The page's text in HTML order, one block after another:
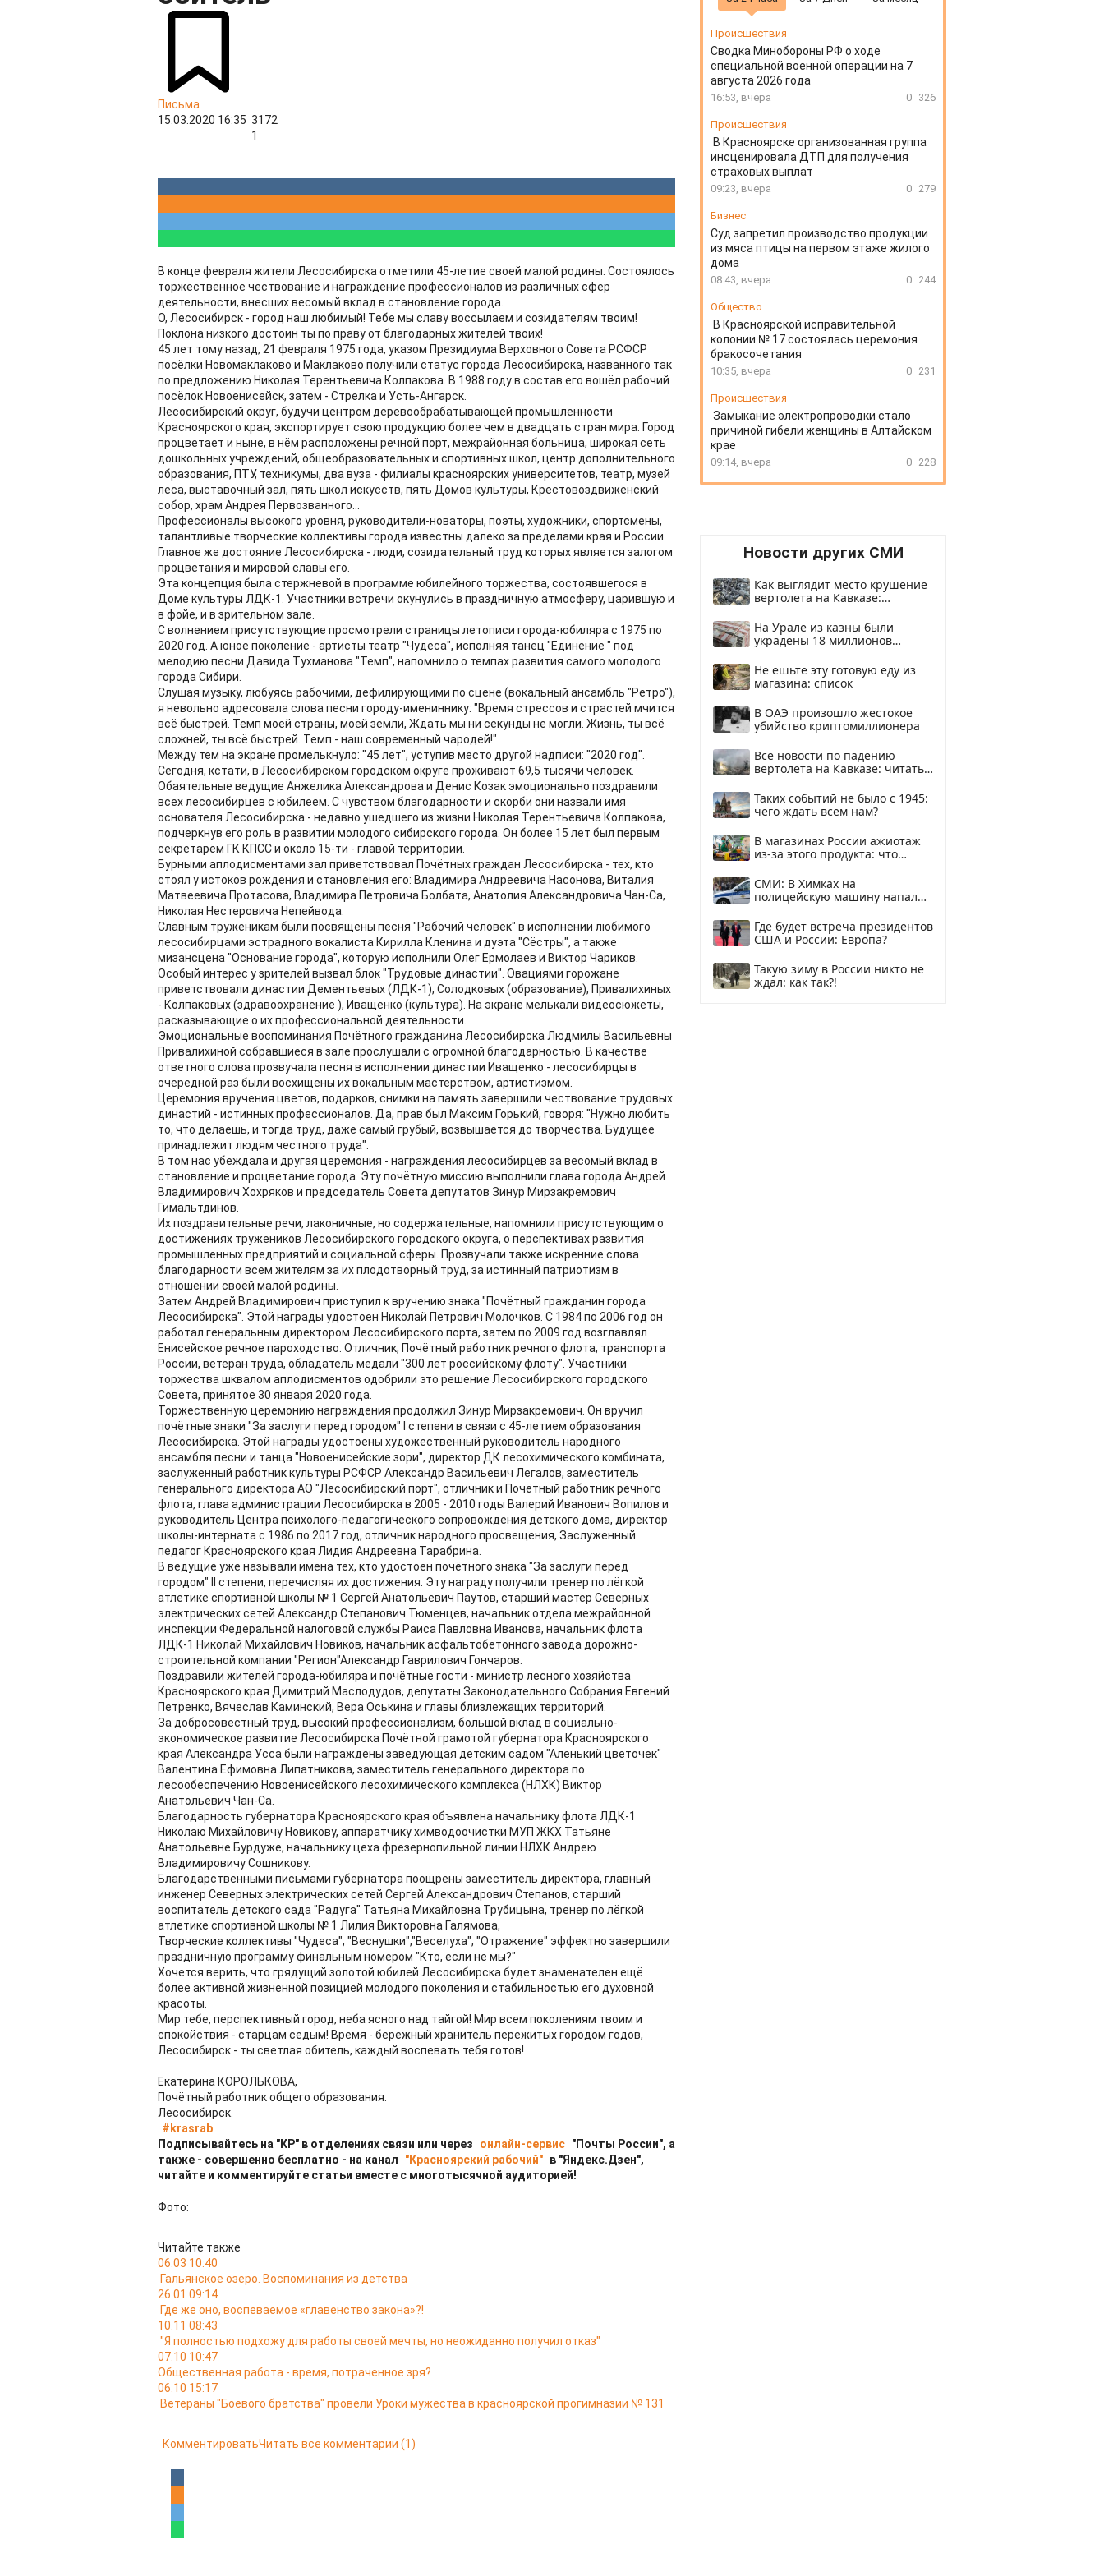
Письма
15.03.2020 16:35 3172
1
В конце февраля жители Лесосибирска отметили 45-летие своей малой родины. Состоялось
торжественное чествование и награждение профессионалов из различных сфер
деятельности, внесших весомый вклад в становление города.
О, Лесосибирск - город наш любимый! Тебе мы славу воссылаем и созидателям твоим!
Поклона низкого достоин ты по праву от благодарных жителей твоих!
45 лет тому назад, 21 февраля 1975 года, указом Президиума Верховного Совета РСФСР
посёлки Новомаклаково и Маклаково получили статус города Лесосибирска, названного так
по предложению Николая Терентьевича Колпакова. В 1988 году в состав его вошёл рабочий
посёлок Новоенисейск, затем - Стрелка и Усть-Ангарск.
Лесосибирский округ, будучи центром деревообрабатывающей промышленности
Красноярского края, экспортирует свою продукцию более чем в двадцать стран мира. Город
процветает и ныне, в нём расположены речной порт, межрайонная больница, широкая сеть
дошкольных учреждений, общеобразовательных и спортивных школ, центр дополнительного
образования, ПТУ, техникумы, два вуза - филиалы красноярских университетов, театр, музей
леса, выставочный зал, пять школ искусств, пять Домов культуры, Крестовоздвиженский
собор, храм Андрея Первозванного...
Профессионалы высокого уровня, руководители-новаторы, поэты, художники, спортсмены,
талантливые творческие коллективы города известны далеко за пределами края и России.
Главное же достояние Лесосибирска - люди, созидательный труд которых является залогом
процветания и мировой славы его.
Эта концепция была стержневой в программе юбилейного торжества, состоявшегося в
Доме культуры ЛДК-1. Участники встречи окунулись в праздничную атмосферу, царившую и
в фойе, и в зрительном зале.
С волнением присутствующие просмотрели страницы летописи города-юбиляра с 1975 по
2020 год. А юное поколение - артисты театр "Чудеса", исполняя танец "Единение " под
мелодию песни Давида Тухманова "Темп", напомнило о темпах развития самого молодого
города Сибири.
Слушая музыку, любуясь рабочими, дефилирующими по сцене (вокальный ансамбль "Ретро"),
я невольно адресовала слова песни городу-имениннику: "Время стрессов и страстей мчится
всё быстрей. Темп моей страны, моей земли, Ждать мы ни секунды не могли. Жизнь, ты всё
сложней, ты всё быстрей. Темп - наш современный чародей!"
Между тем на экране промелькнуло: "45 лет", уступив место другой надписи: "2020 год".
Сегодня, кстати, в Лесосибирском городском округе проживают 69,5 тысячи человек.
Обаятельные ведущие Анжелика Александрова и Денис Козак эмоционально поздравили
всех лесосибирцев с юбилеем. С чувством благодарности и скорби они назвали имя
основателя Лесосибирска - недавно ушедшего из жизни Николая Терентьевича Колпакова,
подчеркнув его роль в развитии молодого сибирского города. Он более 15 лет был первым
секретарём ГК КПСС и около 15-ти - главой территории.
Бурными аплодисментами зал приветствовал Почётных граждан Лесосибирска - тех, кто
стоял у истоков рождения и становления его: Владимира Андреевича Насонова, Виталия
Матвеевича Протасова, Владимира Петровича Болбата, Анатолия Александровича Чан-Са,
Николая Нестеровича Непейвода.
Славным труженикам были посвящены песня "Рабочий человек" в исполнении любимого
лесосибирцами эстрадного вокалиста Кирилла Кленина и дуэта "Сёстры", а также
мизансцена "Основание города", которую исполнили Олег Ермолаев и Виктор Чариков.
Особый интерес у зрителей вызвал блок "Трудовые династии". Овациями горожане
приветствовали династии Дементьевых (ЛДК-1), Солодковых (образование), Привалихиных
- Колпаковых (здравоохранение ), Иващенко (культура). На экране мелькали видеосюжеты,
расказывающие о их профессиональной деятельности.
Эмоциональные воспоминания Почётного гражданина Лесосибирска Людмилы Васильевны
Привалихиной собравшиеся в зале прослушали с огромной благодарностью. В качестве
ответного слова прозвучала песня в исполнении династии Иващенко - лесосибирцы в
очередной раз были восхищены их вокальным мастерством, артистизмом.
Церемония вручения цветов, подарков, снимки на память завершили чествование трудовых
династий - истинных профессионалов. Да, прав был Максим Горький, говоря: "Нужно любить
то, что делаешь, и тогда труд, даже самый грубый, возвышается до творчества. Будущее
принадлежит людям честного труда".
В том нас убеждала и другая церемония - награждения лесосибирцев за весомый вклад в
становление и процветание города. Эту почётную миссию выполнили глава города Андрей
Владимирович Хохряков и председатель Совета депутатов Зинур Мирзакремович
Гимальтдинов.
Их поздравительные речи, лаконичные, но содержательные, напомнили присутствующим о
достижениях тружеников Лесосибирского городского округа, о перспективах развития
промышленных предприятий и социальной сферы. Прозвучали также искренние слова
благодарности всем жителям за их плодотворный труд, за истинный патриотизм в
отношении своей малой родины.
Затем Андрей Владимирович приступил к вручению знака "Почётный гражданин города
Лесосибирска". Этой награды удостоен Николай Петрович Молочков. С 1984 по 2006 год он
работал генеральным директором Лесосибирского порта, затем по 2009 год возглавлял
Енисейское речное пароходство. Отличник, Почётный работник речного флота, транспорта
России, ветеран труда, обладатель медали "300 лет российскому флоту". Участники
торжества шквалом аплодисментов одобрили это решение Лесосибирского городского
Совета, принятое 30 января 2020 года.
Торжественную церемонию награждения продолжил Зинур Мирзакремович. Он вручил
почётные знаки "За заслуги перед городом" I степени в связи с 45-летием образования
Лесосибирска. Этой награды удостоены художественный руководитель народного
ансамбля песни и танца "Новоенисейские зори", директор ДК лесохимического комбината,
заслуженный работник культуры РСФСР Александр Васильевич Легалов, заместитель
генерального директора АО "Лесосибирский порт", отличник и Почётный работник речного
флота, глава администрации Лесосибирска в 2005 - 2010 годы Валерий Иванович Вопилов и
руководитель Центра психолого-педагогического сопровождения детского дома, директор
школы-интерната с 1986 по 2017 год, отличник народного просвещения, Заслуженный
педагог Красноярского края Лидия Андреевна Тарабрина.
В ведущие уже называли имена тех, кто удостоен почётного знака "За заслуги перед
городом" II степени, перечисляя их достижения. Эту награду получили тренер по лёгкой
атлетике спортивной школы № 1 Сергей Анатольевич Паутов, старший мастер Северных
электрических сетей Александр Степанович Тюменцев, начальник отдела межрайонной
инспекции Федеральной налоговой службы Раиса Павловна Иванова, начальник флота
ЛДК-1 Николай Михайлович Новиков, начальник асфальтобетонного завода дорожно-
строительной компании "Регион"Александр Гаврилович Гончаров.
Поздравили жителей города-юбиляра и почётные гости - министр лесного хозяйства
Красноярского края Димитрий Маслодудов, депутаты Законодательного Собрания Евгений
Петренко, Вячеслав Каминский, Вера Оськина и главы близлежащих территорий.
За добросовестный труд, высокий профессионализм, большой вклад в социально-
экономическое развитие Лесосибирска Почётной грамотой губернатора Красноярского
края Александра Усса были награждены заведующая детским садом "Аленький цветочек"
Валентина Ефимовна Липатникова, заместитель генерального директора по
лесообеспечению Новоенисейского лесохимического комплекса (НЛХК) Виктор
Анатольевич Чан-Са.
Благодарность губернатора Красноярского края объявлена начальнику флота ЛДК-1
Николаю Михайловичу Новикову, аппаратчику химводоочистки МУП ЖКХ Татьяне
Анатольевне Бурдуже, начальнику цеха фрезернопильной линии НЛХК Андрею
Владимировичу Сошникову.
Благодарственными письмами губернатора поощрены заместитель директора, главный
инженер Северных электрических сетей Сергей Александрович Степанов, старший
воспитатель детского сада "Радуга" Татьяна Михайловна Трубицына, тренер по лёгкой
атлетике спортивной школы № 1 Лилия Викторовна Галямова,
Творческие коллективы "Чудеса", "Веснушки","Веселуха", "Отражение" эффектно завершили
праздничную программу финальным номером "Кто, если не мы?"
Хочется верить, что грядущий золотой юбилей Лесосибирска будет знаменателен ещё
более активной жизненной позицией молодого поколения и стабильностью его духовной
красоты.
Мир тебе, перспективный город, неба ясного над тайгой! Мир всем поколениям твоим и
спокойствия - старцам седым! Время - бережный хранитель пережитых городом годов,
Лесосибирск - ты светлая обитель, каждый воспевать тебя готов!
Екатерина КОРОЛЬКОВА,
Почётный работник общего образования.
Лесосибирск.
#krasrab
Подписывайтесь на "КР" в отделениях связи или через
онлайн-сервис "Почты России", а
также - совершенно бесплатно - на канал
"Красноярский рабочий" в "Яндекс.Дзен",
читайте и комментируйте статьи вместе с многотысячной аудиторией!
Фото:
Читайте также
06.03 10:40
Гальянское озеро. Воспоминания из детства
26.01 09:14
Где же оно, воспеваемое «главенство закона»?!
10.11 08:43
"Я полностью подхожу для работы своей мечты, но неожиданно получил отказ"
07.10 10:47
Общественная работа - время, потраченное зря?
06.10 15:17
Ветераны "Боевого братства" провели Уроки мужества в красноярской прогимназии № 131
КомментироватьЧитать все комментарии (1)
Происшествия
Сводка Минобороны РФ о ходе
специальной военной операции на 7
августа 2026 года
16:53, вчера 0 326
Происшествия
В Красноярске организованная группа
инсценировала ДТП для получения
страховых выплат
09:23, вчера 0 279
Бизнес
Суд запретил производство продукции
из мяса птицы на первом этаже жилого
дома
08:43, вчера 0 244
Общество
В Красноярской исправительной
колонии № 17 состоялась церемония
бракосочетания
10:35, вчера 0 231
Происшествия
Замыкание электропроводки стало
причиной гибели женщины в Алтайском
крае
09:14, вчера 0 228
Новости других СМИ
Как выглядит место крушение
вертолета на Кавказе:
На Урале из казны были
украдены 18 миллионов
Не ешьте эту готовую еду из
магазина: список
В ОАЭ произошло жестокое
убийство криптомиллионера
Все новости по падению
вертолета на Кавказе: читать
Таких событий не было с 1945:
чего ждать всем нам?
В магазинах России ажиотаж
из-за этого продукта: что
СМИ: В Химках на
полицейскую машину напали
Где будет встреча президентов
США и России: Европа?
Такую зиму в России никто не
ждал: как так?!